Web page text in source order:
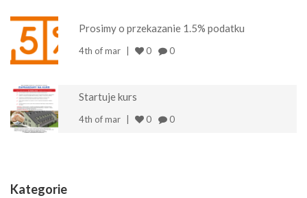
Prosimy o przekazanie 1.5% podatku
4th of mar 0 0
Startuje kurs
4th of mar 0 0
Kategorie